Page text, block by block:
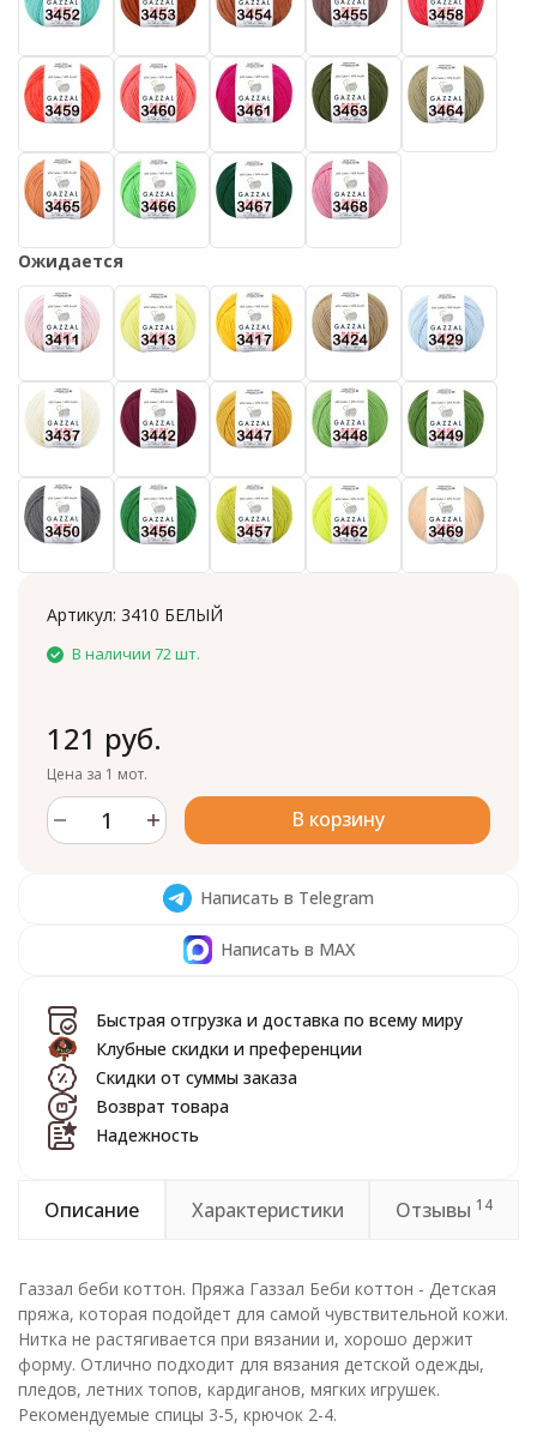
Ожидается
Артикул: 3410 БЕЛЫЙ
В наличии 72 шт.
121 руб.
Цена за 1 мот.
В корзину
Написать в Telegram
Написать в MAX
Быстрая отгрузка и доставка по всему миру
Клубные скидки и преференции
Скидки от суммы заказа
Возврат товара
Надежность
Описание Характеристики Отзывы 14
Газзал беби коттон. Пряжа Газзал Беби коттон - Детская
пряжа, которая подойдет для самой чувствительной кожи.
Нитка не растягивается при вязании и, хорошо держит
форму. Отлично подходит для вязания детской одежды,
пледов, летних топов, кардиганов, мягких игрушек.
Рекомендуемые спицы 3-5, крючок 2-4.